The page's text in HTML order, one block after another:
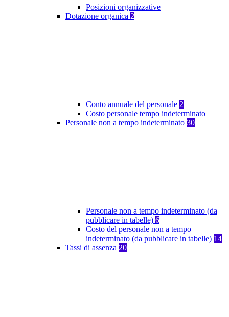
Posizioni organizzative
Dotazione organica 2
Conto annuale del personale 2
Costo personale tempo indeterminato
Personale non a tempo indeterminato 30
Personale non a tempo indeterminato (da
pubblicare in tabelle) 6
Costo del personale non a tempo
indeterminato (da pubblicare in tabelle) 14
Tassi di assenza 20